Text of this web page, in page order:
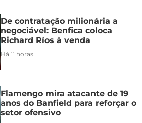
De contratação milionária a
negociável: Benfica coloca
Richard Ríos à venda
Há 11 horas
Flamengo mira atacante de 19
anos do Banfield para reforçar o
setor ofensivo